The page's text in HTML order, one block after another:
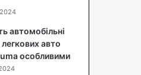
автомобільні
авто
особливими